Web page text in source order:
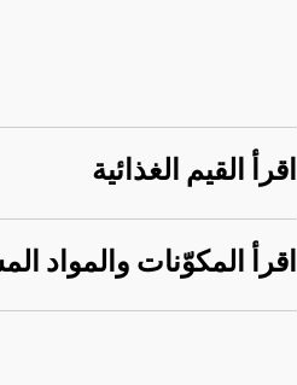
اقرأ القيم الغذائية
اقرأ المكوّنات والمواد